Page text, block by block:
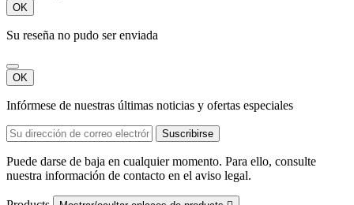
OK
Su reseña no pudo ser enviada
OK
Infórmese de nuestras últimas noticias y ofertas especiales
Puede darse de baja en cualquier momento. Para ello, consulte
nuestra información de contacto en el aviso legal.